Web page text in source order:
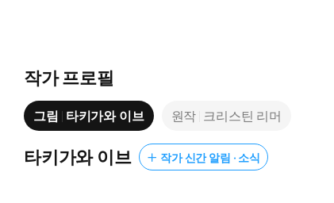
작가 프로필
그림 타키가와 이브 원작 크리스틴 리머
타키가와 이브 작가 신간 알림 · 소식